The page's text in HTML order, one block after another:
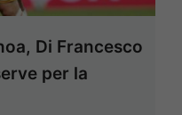
Di Francesco
per la